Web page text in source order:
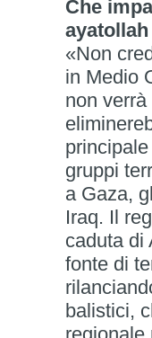
Che
«Non
in Medio
non
gruppi
a Gaza,
Iraq. Il
caduta di
fonte di
balistici,